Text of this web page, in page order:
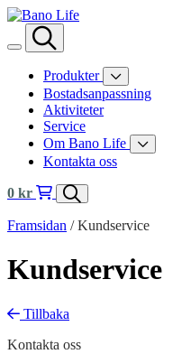
Skip to content
Produkter
Bostadsanpassning
Aktiviteter
Service
Om Bano Life
Kontakta oss
0 kr
Framsidan /Kundservice
Kundservice
Artikler
kategori
Tillbaka
Kontakta oss